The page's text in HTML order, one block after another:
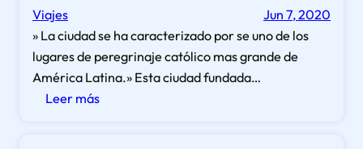
a
n
t
e
n
P
e
d
Viajes
Jun 7, 2020
» La ciudad se ha caracterizado por se uno de los
lugares de peregrinaje católico mas grande de
América Latina.» Esta ciudad fundada…
Leer más: